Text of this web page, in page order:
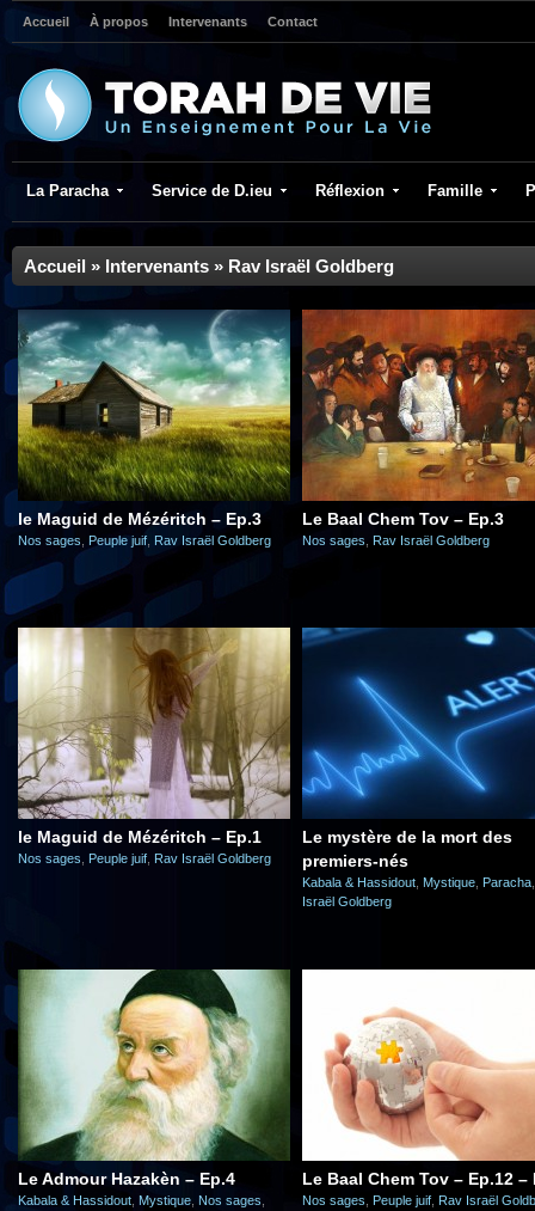
Accueil À propos Intervenants Contact
La Paracha Service de D.ieu Réflexion Famille
Accueil » Intervenants » Rav Israël Goldberg
le Maguid de Mézéritch – Ep.3
Nos sages Peuple juif Rav Israël Goldberg
Le Baal Chem Tov – Ep.3
Nos sages Rav Israël Goldberg
le Maguid de Mézéritch – Ep.1
Nos sages Peuple juif Rav Israël Goldberg
Le mystère de la mort des
premiers-nés
Kabala & Hassidout Mystique Paracha
Israël Goldberg
Le Admour Hazakèn – Ep.4
Kabala & Hassidout Mystique Nos sages
Le Baal Chem Tov – Ep.12 –
Nos sages Peuple juif Rav Israël